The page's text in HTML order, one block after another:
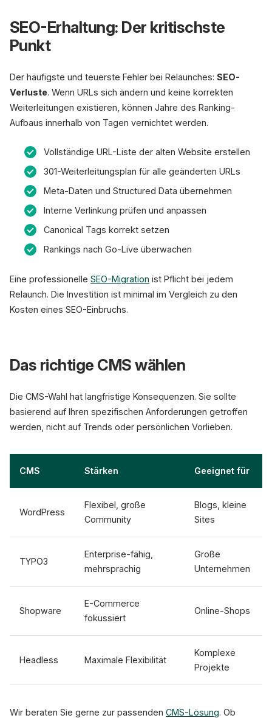
SEO-Erhaltung: Der kritischste
Punkt
Der häufigste und teuerste Fehler bei Relaunches: SEO-
Verluste. Wenn URLs sich ändern und keine korrekten
Weiterleitungen existieren, können Jahre des Ranking-
Aufbaus innerhalb von Tagen vernichtet werden.
Vollständige URL-Liste der alten Website erstellen
301-Weiterleitungsplan für alle geänderten URLs
Meta-Daten und Structured Data übernehmen
Interne Verlinkung prüfen und anpassen
Canonical Tags korrekt setzen
Rankings nach Go-Live überwachen
Eine professionelle SEO-Migration ist Pflicht bei jedem
Relaunch. Die Investition ist minimal im Vergleich zu den
Kosten eines SEO-Einbruchs.
Das richtige CMS wählen
Die CMS-Wahl hat langfristige Konsequenzen. Sie sollte
basierend auf Ihren spezifischen Anforderungen getroffen
werden, nicht auf Trends oder persönlichen Vorlieben.
CMS Stärken Geeignet für
WordPress
Flexibel, große
Community
Blogs, kleine
Sites
TYPO3
Enterprise-fähig,
mehrsprachig
Große
Unternehmen
Shopware
E-Commerce
fokussiert
Online-Shops
Headless Maximale Flexibilität
Komplexe
Projekte
Wir beraten Sie gerne zur passenden CMS-Lösung. Ob